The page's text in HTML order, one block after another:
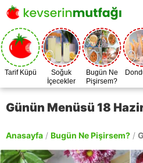
Tarif Küpü
Soğuk
İçecekler
Bugün Ne
Pişirsem?
Günün Menüsü 18
Anasayfa / Bugün Ne Pişirsem? /